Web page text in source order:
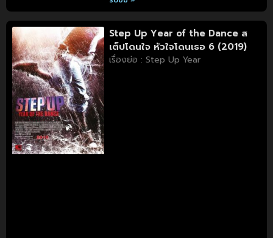
Step Up Year of the Dance ส
เต็ปโดนใจ หัวใจโดนเธอ 6 (2019)
เรื่องย่อ : Step Up Year